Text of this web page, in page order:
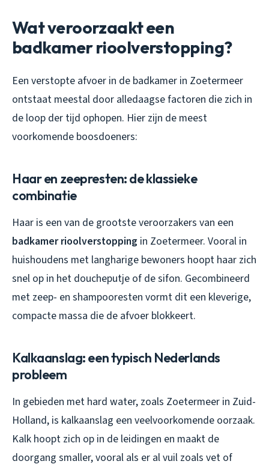
Wat veroorzaakt een
badkamer rioolverstopping?
Een verstopte afvoer in de badkamer in Zoetermeer
ontstaat meestal door alledaagse factoren die zich in
de loop der tijd ophopen. Hier zijn de meest
voorkomende boosdoeners:
Haar en zeepresten: de klassieke
combinatie
Haar is een van de grootste veroorzakers van een
badkamer rioolverstopping in Zoetermeer. Vooral in
huishoudens met langharige bewoners hoopt haar zich
snel op in het doucheputje of de sifon. Gecombineerd
met zeep- en shampooresten vormt dit een kleverige,
compacte massa die de afvoer blokkeert.
Kalkaanslag: een typisch Nederlands
probleem
In gebieden met hard water, zoals Zoetermeer in Zuid-
Holland, is kalkaanslag een veelvoorkomende oorzaak.
Kalk hoopt zich op in de leidingen en maakt de
doorgang smaller, vooral als er al vuil zoals vet of